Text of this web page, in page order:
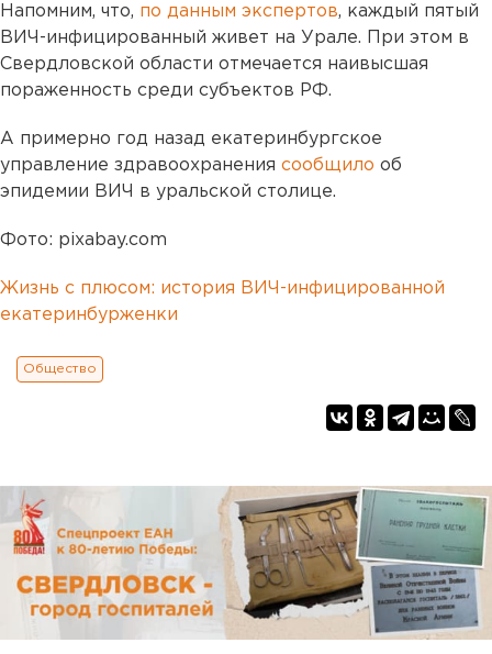
Напомним, что, по данным экспертов, каждый пятый
ВИЧ-инфицированный живет на Урале. При этом в
Свердловской области отмечается наивысшая
пораженность среди субъектов РФ.
А примерно год назад екатеринбургское
управление здравоохранения сообщило об
эпидемии ВИЧ в уральской столице.
Фото: pixabay.com
Жизнь с плюсом: история ВИЧ-инфицированной
екатеринбурженки
Общество